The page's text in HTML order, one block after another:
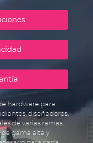
hardware para
diseñadores,
de varias ramas.
gama alta y